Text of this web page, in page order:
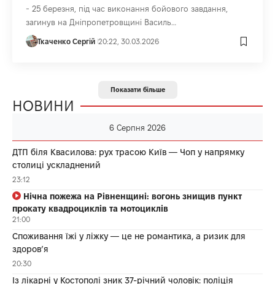
- 25 березня, під час виконання бойового завдання,
загинув на Дніпропетровщині Василь…
Ткаченко Сергій 20:22, 30.03.2026
Показати більше
НОВИНИ
6 Серпня 2026
ДТП біля Квасилова: рух трасою Київ — Чоп у напрямку
столиці ускладнений
23:12
Нічна пожежа на Рівненщині: вогонь знищив пункт
прокату квадроциклів та мотоциклів
21:00
Споживання їжі у ліжку — це не романтика, а ризик для
здоров’я
20:30
Із лікарні у Костополі зник 37-річний чоловік: поліція